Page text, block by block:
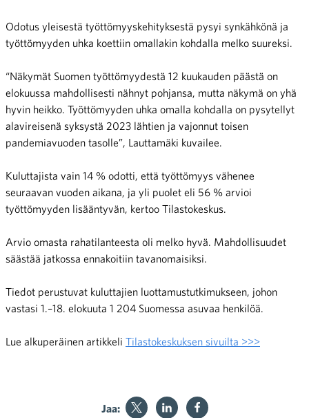
Odotus yleisestä työttömyyskehityksestä pysyi synkähkönä ja
työttömyyden uhka koettiin omallakin kohdalla melko suureksi.
“Näkymät Suomen työttömyydestä 12 kuukauden päästä on
elokuussa mahdollisesti nähnyt pohjansa, mutta näkymä on yhä
hyvin heikko. Työttömyyden uhka omalla kohdalla on pysytellyt
alavireisenä syksystä 2023 lähtien ja vajonnut toisen
pandemiavuoden tasolle”, Lauttamäki kuvailee.
Kuluttajista vain 14 % odotti, että työttömyys vähenee
seuraavan vuoden aikana, ja yli puolet eli 56 % arvioi
työttömyyden lisääntyvän, kertoo Tilastokeskus.
Arvio omasta rahatilanteesta oli melko hyvä. Mahdollisuudet
säästää jatkossa ennakoitiin tavanomaisiksi.
Tiedot perustuvat kuluttajien luottamustutkimukseen, johon
vastasi 1.–18. elokuuta 1 204 Suomessa asuvaa henkilöä.
Lue alkuperäinen artikkeli Tilastokeskuksen sivuilta >>>
Jaa: